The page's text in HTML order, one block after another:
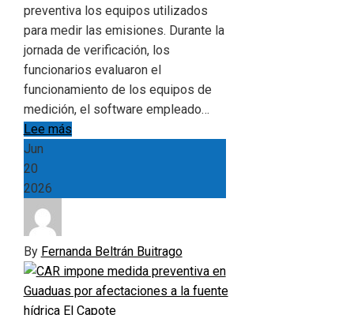
preventiva los equipos utilizados
para medir las emisiones. Durante la
jornada de verificación, los
funcionarios evaluaron el
funcionamiento de los equipos de
medición, el software empleado…
Lee más
Jun
20
2026
By Fernanda Beltrán Buitrago